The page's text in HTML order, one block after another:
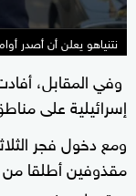
نتنياهو يعلن أن أصدر
وفي المقابل،
إسرائيلية على
ومع دخول فجر
مقذوفين أطلقا من